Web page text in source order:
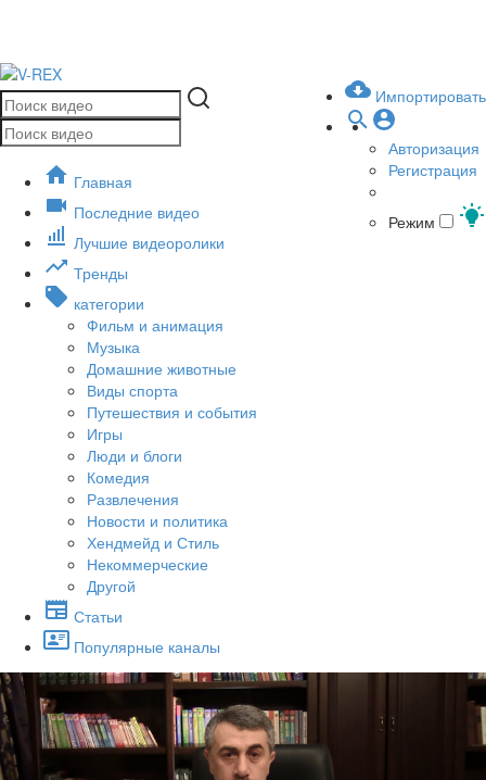
Импортировать
Авторизация
Регистрация
Режим
Главная
Последние видео
Лучшие видеоролики
Тренды
категории
Фильм и анимация
Музыка
Домашние животные
Виды спорта
Путешествия и события
Игры
Люди и блоги
Комедия
Развлечения
Новости и политика
Хендмейд и Стиль
Некоммерческие
Другой
Статьи
Популярные каналы